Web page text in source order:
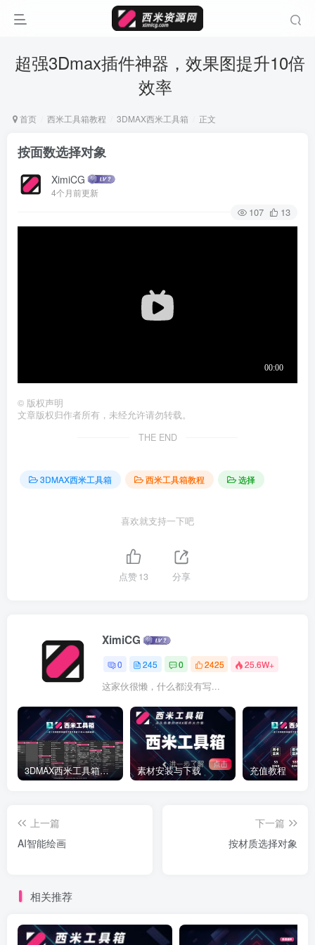
超强3Dmax插件神器，效果图提升10倍
效率
首页 西米工具箱教程 3DMAX西米工具箱 正文
按面数选择对象
XimiCG
4个月前更新
107 13
© 版权声明
文章版权归作者所有，未经允许请勿转载。
THE END
3DMAX西米工具箱 西米工具箱教程 选择
喜欢就支持一下吧
点赞13 分享
XimiCG
0 245 0 2425 25.6W+
这家伙很懒，什么都没有写...
3DMAX西米工具箱下载 素材安装与下载 充值教程
上一篇
AI智能绘画
下一篇
按材质选择对象
相关推荐